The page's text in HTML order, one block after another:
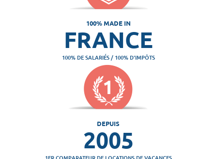
100% MADE IN
FRANCE
100% DE SALARIÉS / 100% D'IMPÔTS
DEPUIS
2005